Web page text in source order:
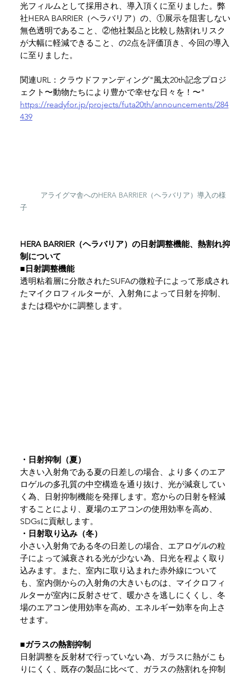
光フィルムとして採用され、導入頂くに至りました。弊
社HERA BARRIER（ヘラバリア）の、①展示を阻害しない
無色透明であること、②他社製品と比較し熱割れリスク
が大幅に軽減できること、の2点を評価頂き、今回の導入
に至りました。
関連URL：クラウドファンディング"風太20th記念プロジ
ェクト〜動物たちにより豊かで幸せな日々を！〜"
https://readyfor.jp/projects/futa20th/announcements/284
439
アライグマ舎へのHERA BARRIER（ヘラバリア）導入の様
子
HERA BARRIER（ヘラバリア）の日射調整機能、熱割れ抑
制について
■日射調整機能
透明粘着層に分散されたSUFAの微粒子によって形成され
たマイクロフィルターが、入射角によって日射を抑制、
または穏やかに調整します。
・日射抑制（夏）
大きい入射角である夏の日差しの場合、より多くのエア
ロゲルの多孔質の中空構造を通り抜け、光が減衰してい
く為、日射抑制機能を発揮します。窓からの日射を軽減
することにより、夏場のエアコンの使用効率を高め、
SDGsに貢献します。
・日射取り込み（冬）
小さい入射角である冬の日差しの場合、エアロゲルの粒
子によって減衰される光が少ない為、日光を程よく取り
込みます。また、室内に取り込まれた赤外線について
も、室内側からの入射角の大きいものは、マイクロフィ
ルターが室内に反射させて、暖かさを逃しにくくし、冬
場のエアコン使用効率を高め、エネルギー効率を向上さ
せます。
■ガラスの熱割抑制
日射調整を反射材で行っていない為、ガラスに熱がこも
りにくく、既存の製品に比べて、ガラスの熱割れを抑制